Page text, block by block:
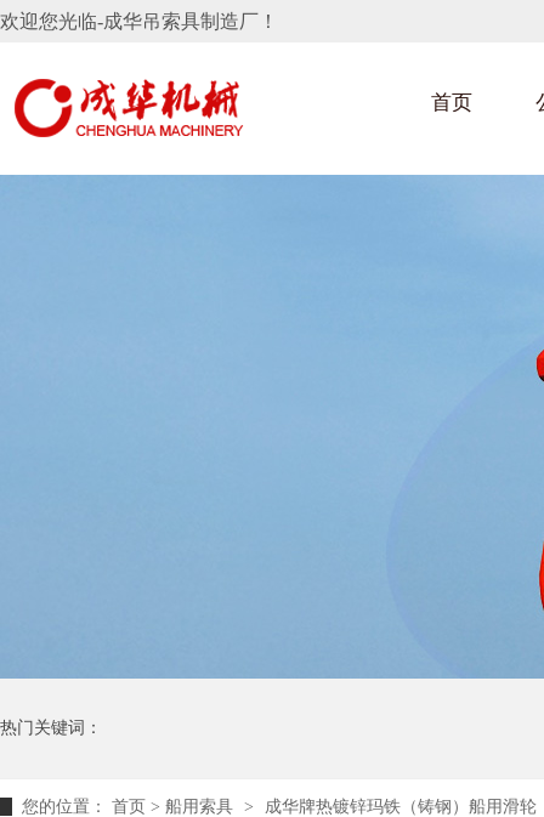
欢迎您光临-成华吊索具制造厂！
首页
热门关键词：
您的位置： 首页 > 船用索具 > 成华牌热镀锌玛铁（铸钢）船用滑轮